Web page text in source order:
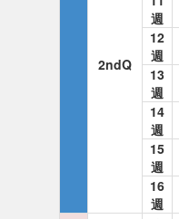
2ndQ
週
12
週
13
週
14
週
15
週
16
週